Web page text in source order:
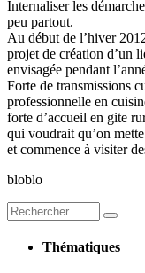
Internaliser les
peu partout.
Au début de l’hiver
projet de création d’un
envisagée pendant
Forte de transmissions
professionnelle en
forte d’accueil en gite
qui voudrait qu’on
et commence à visiter
bloblo
Thématiques